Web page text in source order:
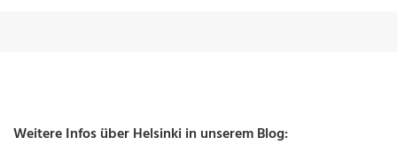
Weitere Infos über Helsinki in unserem Blog: